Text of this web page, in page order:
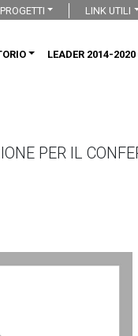
PROGETTI LINK UTILI
LEADER 2014-2020
PER IL